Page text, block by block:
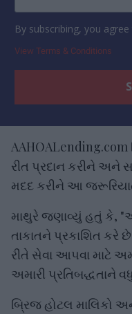
By subscribing, you
View Terms & Conditions
AAHOALending.com
રીત પ્રદાન કરીને અને
મદદ કરીને આ
માથુરે જણાવ્યું હતું કે, "આ
તાકાતને પ્રકાશિત કરે
રીતે સેવા આપવા માટે
અમારી પ્રતિબદ્ધતાને
બ્રિજ હોટલ માલિકો